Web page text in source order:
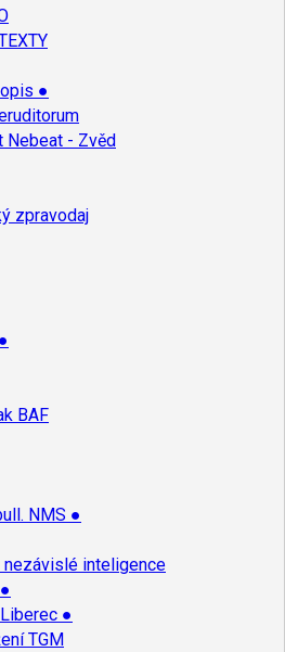
●
Nebeat - Zvěd
zpravodaj
BAF
NMS ●
nezávislé inteligence
●
TGM